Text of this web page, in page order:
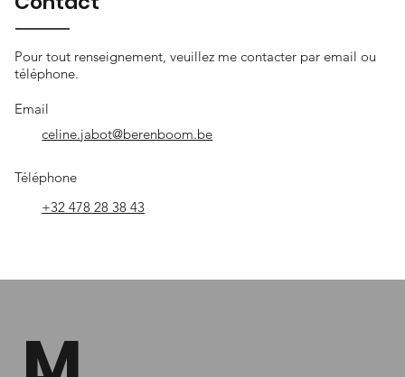
Pour tout renseignement, veuillez me contacter par email ou
téléphone.
Email
celine.jabot@berenboom.be
Téléphone
+32 478 28 38 43